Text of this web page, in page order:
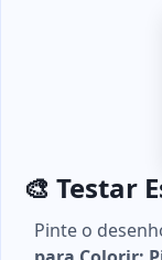
🎨 Testar
Pinte o